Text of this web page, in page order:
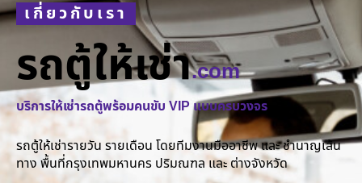
เกี่ยวกับเรา
รถตู้ให้เช่า.com
บริการให้เช่ารถตู้พร้อมคนขับ VIP แบบครบวงจร
รถตู้ให้เช่ารายวัน รายเดือน โดยทีมงานมืออาชีพ และ ชำนาญเส้น
ทาง พื้นที่กรุงเทพมหานคร ปริมณฑล และ ต่างจังหวัด